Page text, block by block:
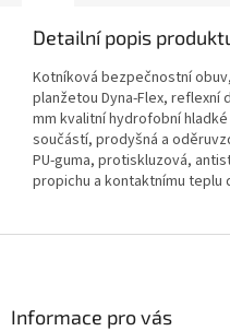
Detailní popis
Kotníková bezpečnostní
planžetou Dyna-Flex, reflexní
mm kvalitní hydrofobní
součástí, prodyšná a
PU-guma, protiskluzová,
propichu a kontaktnímu teplu
Informace pro vás